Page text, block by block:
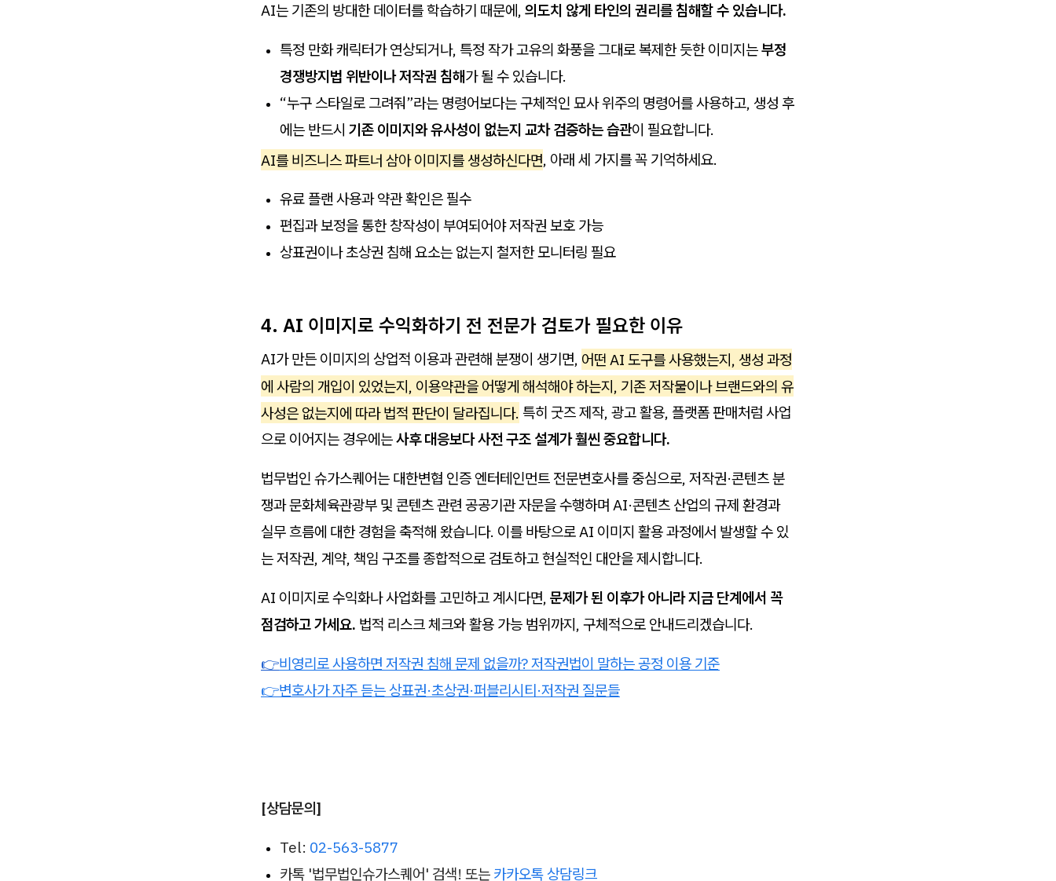
AI는 기존의 방대한 데이터를 학습하기 때문에, 의도치 않게 타인의 권리를 침해할 수 있습니다.
특정 만화 캐릭터가 연상되거나, 특정 작가 고유의 화풍을 그대로 복제한 듯한 이미지는부정
경쟁방지법 위반이나 저작권 침해가 될 수 있습니다.
“누구 스타일로 그려줘”라는 명령어보다는 구체적인 묘사 위주의 명령어를 사용하고, 생성 후
에는 반드시 기존 이미지와 유사성이 없는지 교차 검증하는 습관이 필요합니다.
AI를 비즈니스 파트너 삼아 이미지를 생성하신다면, 아래 세 가지를 꼭 기억하세요.
유료 플랜 사용과 약관 확인은 필수
편집과 보정을 통한 창작성이 부여되어야 저작권 보호 가능
상표권이나 초상권 침해 요소는 없는지 철저한 모니터링 필요
4. AI 이미지로 수익화하기 전 전문가 검토가 필요한 이유
AI가 만든 이미지의 상업적 이용과 관련해 분쟁이 생기면, 어떤 AI 도구를 사용했는지, 생성 과정
에 사람의 개입이 있었는지, 이용약관을 어떻게 해석해야 하는지, 기존 저작물이나 브랜드와의 유
사성은 없는지에 따라 법적 판단이 달라집니다. 특히 굿즈 제작, 광고 활용, 플랫폼 판매처럼 사업
으로 이어지는 경우에는사후 대응보다 사전 구조 설계가 훨씬 중요합니다.
법무법인 슈가스퀘어는 대한변협 인증 엔터테인먼트 전문변호사를 중심으로, 저작권·콘텐츠 분
쟁과 문화체육관광부 및 콘텐츠 관련 공공기관 자문을 수행하며 AI·콘텐츠 산업의 규제 환경과
실무 흐름에 대한 경험을 축적해 왔습니다. 이를 바탕으로 AI 이미지 활용 과정에서 발생할 수 있
는 저작권, 계약, 책임 구조를 종합적으로 검토하고 현실적인 대안을 제시합니다.
AI 이미지로 수익화나 사업화를 고민하고 계시다면, 문제가 된 이후가 아니라 지금 단계에서 꼭
점검하고 가세요. 법적 리스크 체크와 활용 가능 범위까지, 구체적으로 안내드리겠습니다.
👉비영리로 사용하면 저작권 침해 문제 없을까? 저작권법이 말하는 공정 이용 기준
👉변호사가 자주 듣는 상표권·초상권·퍼블리시티·저작권 질문들
[상담문의]
Tel: 02-563-5877
카톡 '법무법인슈가스퀘어' 검색! 또는 카카오톡 상담링크